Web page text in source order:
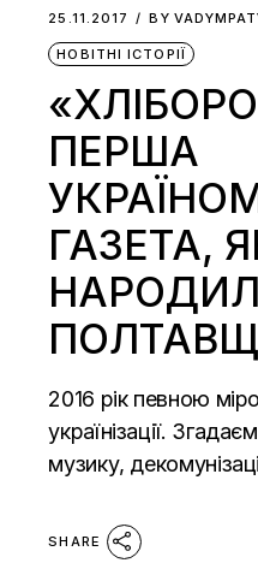
25.11.2017 BY
НОВІТНІ ІСТОРІЇ
ПЕРША
ГАЗЕТА,
2016 рік певною
українізації.
музику,
SHARE